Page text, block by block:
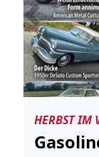
HERBST IM
Previous